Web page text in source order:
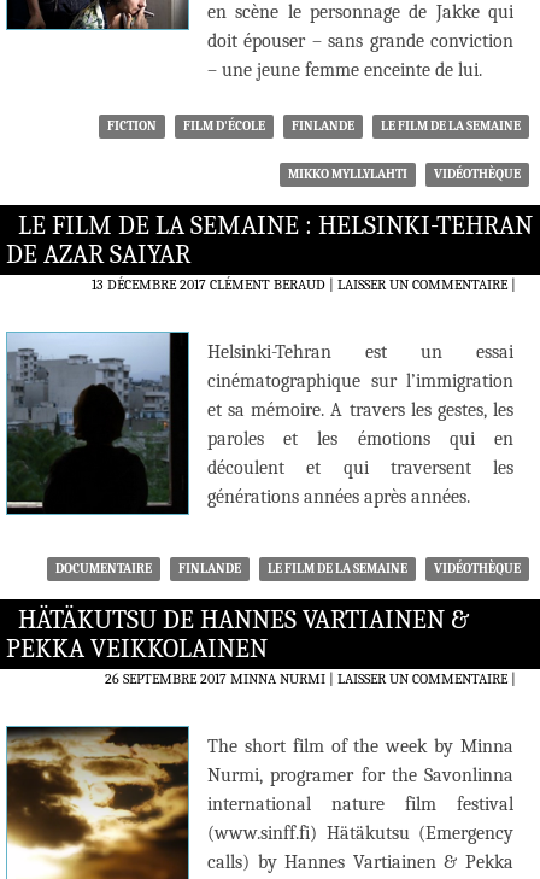
en scène le personnage de Jakke qui
doit épouser – sans grande conviction
– une jeune femme enceinte de lui.
FICTION FILM D'ÉCOLE FINLANDE LE FILM DE LA SEMAINE
MIKKO MYLLYLAHTI VIDÉOTHÈQUE
LE FILM DE LA SEMAINE : HELSINKI-TEHRAN
DE AZAR SAIYAR
13 DÉCEMBRE 2017 CLÉMENT BERAUD LAISSER UN COMMENTAIRE|
Helsinki-Tehran est un essai
cinématographique sur l’immigration
et sa mémoire. A travers les gestes, les
paroles et les émotions qui en
découlent et qui traversent les
générations années après années.
DOCUMENTAIRE FINLANDE LE FILM DE LA SEMAINE VIDÉOTHÈQUE
HÄTÄKUTSU DE HANNES VARTIAINEN &
PEKKA VEIKKOLAINEN
26 SEPTEMBRE 2017 MINNA NURMI LAISSER UN COMMENTAIRE|
The short film of the week by Minna
Nurmi, programer for the Savonlinna
international nature film festival
(www.sinff.fi) Hätäkutsu (Emergency
calls) by Hannes Vartiainen & Pekka